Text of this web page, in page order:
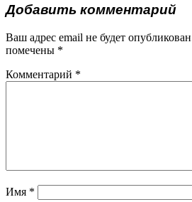
Добавить комментарий
Ваш адрес email не будет
помечены *
Комментарий *
Имя *